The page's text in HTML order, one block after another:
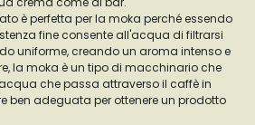
è perfetta per la moka perché essendo
fine consente all'acqua di filtrarsi
uniforme, creando un aroma intenso e
la moka è un tipo di macchinario che
che passa attraverso il caffè in
ben adeguata per ottenere un prodotto